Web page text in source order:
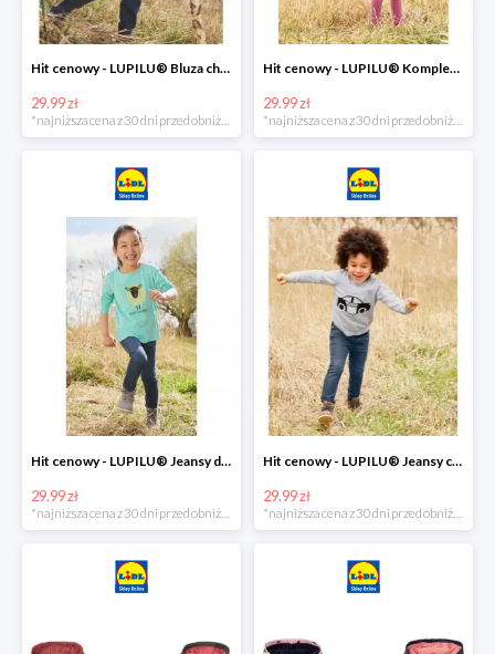
Hit cenowy - LUPILU® Bluza chłopięca w stylu college
29.99 zł
*najniższa cena z 30 dni przed obniżką
Hit cenowy - LUPILU® Komplet dziewczęcy (sukienka + legginsy)
29.99 zł
*najniższa cena z 30 dni przed obniżką
Hit cenowy - LUPILU® Jeansy dziewczęce slim fit
29.99 zł
Hit cenowy - LUPILU® Jeansy chłopięce slim fit
29.99 zł